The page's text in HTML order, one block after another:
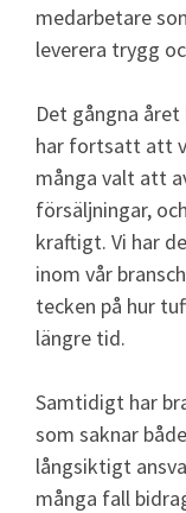
medarbetare
leverera trygg
Det gångna
har fortsatt att
många valt att
försäljningar,
kraftigt. Vi har
inom vår
tecken på hur
längre tid.
Samtidigt har
som saknar
långsiktigt
många fall